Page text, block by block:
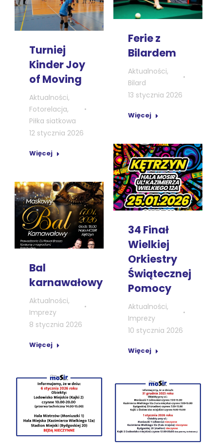
Ferie z
Bilardem
Aktualności,
Bilard
13 stycznia 2026
Więcej
Turniej
Kinder Joy
of Moving
Aktualności,
Fotorelacja,
Piłka siatkowa
12 stycznia 2026
Więcej
34 Finał
Wielkiej
Orkiestry
Świątecznej
Pomocy
Aktualności,
Imprezy
10 stycznia 2026
Więcej
Bal
karnawałowy
Aktualności,
Imprezy
8 stycznia 2026
Więcej